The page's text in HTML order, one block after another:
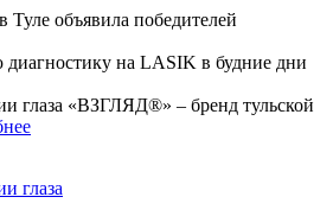
объявила победителей
на LASIK в будние дни
глаза «ВЗГЛЯД®» – бренд тульской
глаза